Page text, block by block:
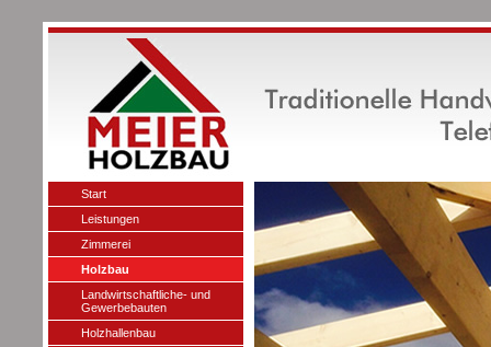
Start
Leistungen
Zimmerei
Holzbau
Landwirtschaftliche- und
Gewerbebauten
Holzhallenbau